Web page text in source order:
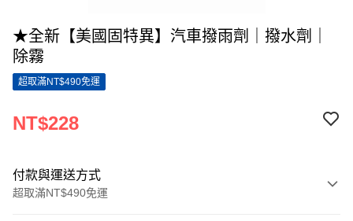
★全新【美國固特異】汽車撥雨劑｜撥水劑｜
除霧
超取滿NT$490免運
NT$228
付款與運送方式
超取滿NT$490免運